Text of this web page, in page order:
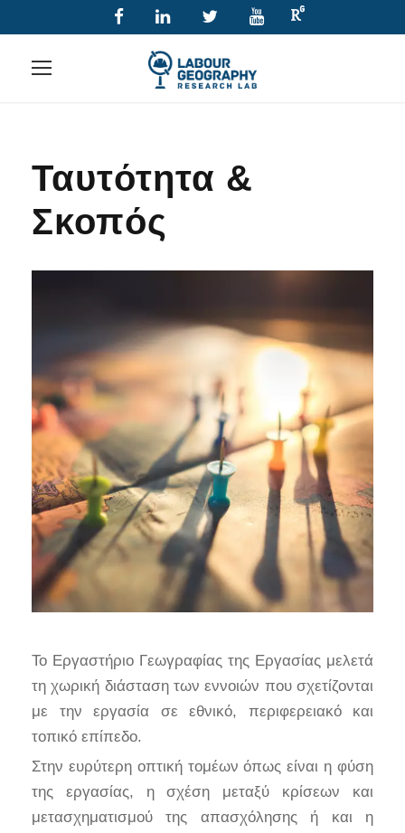
Ταυτότητα &
Σκοπός
Το Εργαστήριο Γεωγραφίας της Εργασίας μελετά
τη χωρική διάσταση των εννοιών που σχετίζονται
με την εργασία σε εθνικό, περιφερειακό και
τοπικό επίπεδο.
Στην ευρύτερη οπτική τομέων όπως είναι η φύση
της εργασίας, η σχέση μεταξύ κρίσεων και
μετασχηματισμού της απασχόλησης ή και η